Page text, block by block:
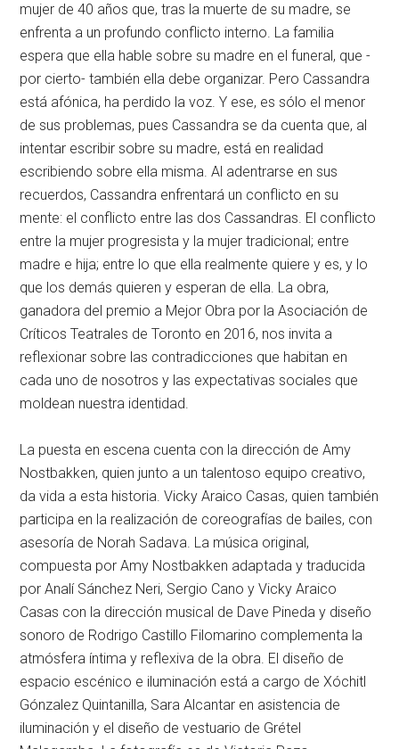
mujer de 40 años que, tras la muerte de su madre, se
enfrenta a un profundo conflicto interno. La familia
espera que ella hable sobre su madre en el funeral, que -
por cierto- también ella debe organizar. Pero Cassandra
está afónica, ha perdido la voz. Y ese, es sólo el menor
de sus problemas, pues Cassandra se da cuenta que, al
intentar escribir sobre su madre, está en realidad
escribiendo sobre ella misma. Al adentrarse en sus
recuerdos, Cassandra enfrentará un conflicto en su
mente: el conflicto entre las dos Cassandras. El conflicto
entre la mujer progresista y la mujer tradicional; entre
madre e hija; entre lo que ella realmente quiere y es, y lo
que los demás quieren y esperan de ella. La obra,
ganadora del premio a Mejor Obra por la Asociación de
Críticos Teatrales de Toronto en 2016, nos invita a
reflexionar sobre las contradicciones que habitan en
cada uno de nosotros y las expectativas sociales que
moldean nuestra identidad.
La puesta en escena cuenta con la dirección de Amy
Nostbakken, quien junto a un talentoso equipo creativo,
da vida a esta historia. Vicky Araico Casas, quien también
participa en la realización de coreografías de bailes, con
asesoría de Norah Sadava. La música original,
compuesta por Amy Nostbakken adaptada y traducida
por Analí Sánchez Neri, Sergio Cano y Vicky Araico
Casas con la dirección musical de Dave Pineda y diseño
sonoro de Rodrigo Castillo Filomarino complementa la
atmósfera íntima y reflexiva de la obra. El diseño de
espacio escénico e iluminación está a cargo de Xóchitl
Gónzalez Quintanilla, Sara Alcantar en asistencia de
iluminación y el diseño de vestuario de Grétel